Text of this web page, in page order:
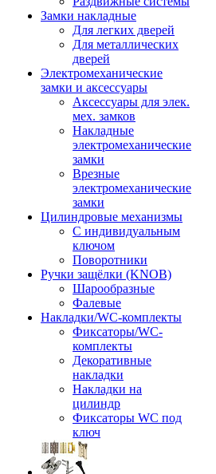
Замки накладные
Для легких дверей
Для металлических
дверей
Электромеханические
замки и аксессуары
Аксессуары для элек.
мех. замков
Накладные
электромеханические
замки
Врезные
электромеханические
замки
Цилиндровые механизмы
С индивидуальным
ключом
Поворотники
Ручки защёлки (KNOB)
Шарообразные
Фалевые
Накладки/WC-комплекты
Фиксаторы/WC-
комплекты
Декоративные
накладки
Накладки на
цилиндр
Фиксаторы WC под
ключ